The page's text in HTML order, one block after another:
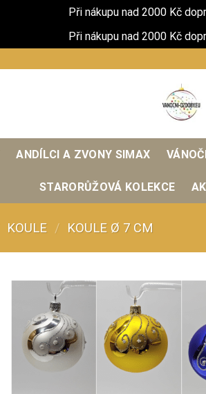
Při nákupu nad 2000 Kč
Při nákupu nad 2000 Kč
ANDÍLCI A ZVONY SIMAX
STARORŮŽOVÁ KOLEKCE
KOULE / KOULE Ø 7 CM